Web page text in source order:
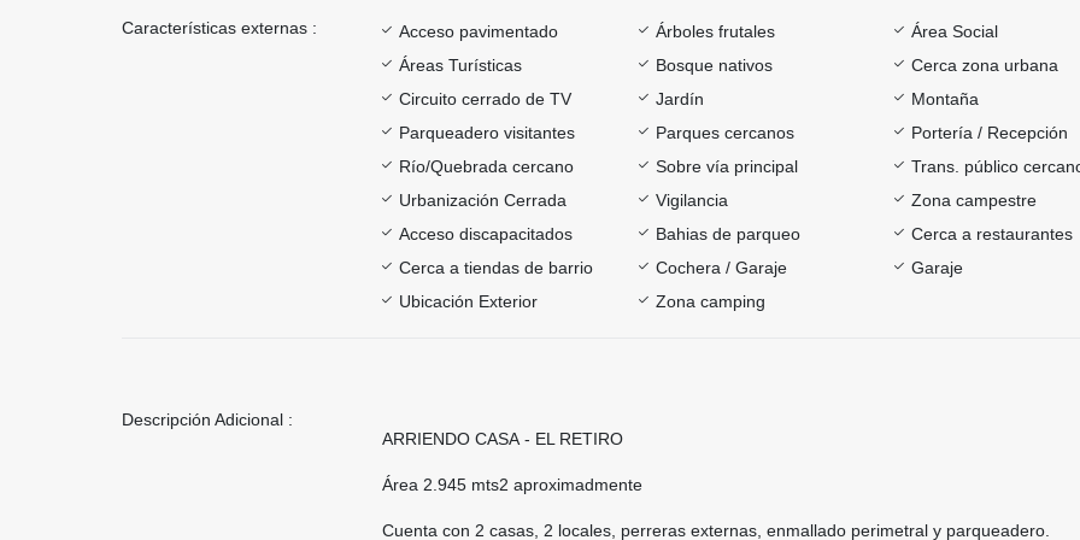
Características externas : Acceso pavimentado Árboles frutales
Área Social
Áreas Turísticas
Bosque nativos
Cerca zona urbana
Circuito cerrado de TV
Jardín
Montaña
Parqueadero visitantes
Parques cercanos
Portería / Recepción
Río/Quebrada cercano
Sobre vía principal
Trans. público
Urbanización Cerrada
Vigilancia
Zona campestre
Acceso discapacitados
Bahias de parqueo
Cerca a restaurantes
Cerca a tiendas de barrio
Cochera / Garaje
Garaje
Ubicación Exterior
Zona camping
Descripción Adicional :
ARRIENDO CASA - EL RETIRO
Área 2.945 mts2 aproximadmente
Cuenta con 2 casas, 2 locales, perreras externas, enmallado perimetral y parqueadero.